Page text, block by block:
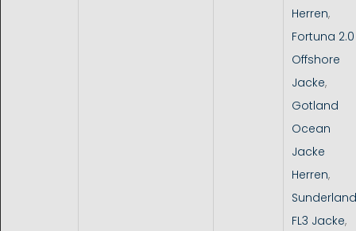
Herren,
Fortuna 2.0
Offshore
Jacke,
Gotland
Ocean
Jacke
Herren,
Sunderland
FL3 Jacke,